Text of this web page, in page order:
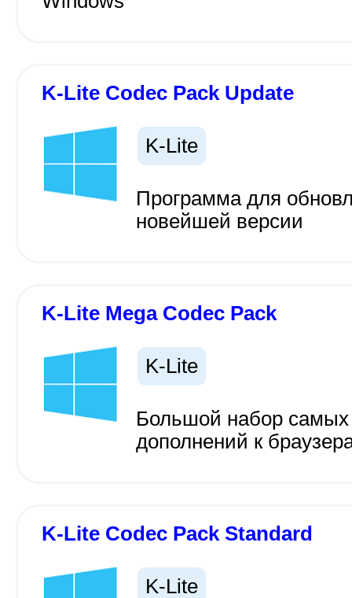
K-Lite Codec Pack Update
K-Lite
Программа для
новейшей версии
K-Lite Mega Codec Pack
K-Lite
Большой набор самых
дополнений к
K-Lite Codec Pack Standard
K-Lite